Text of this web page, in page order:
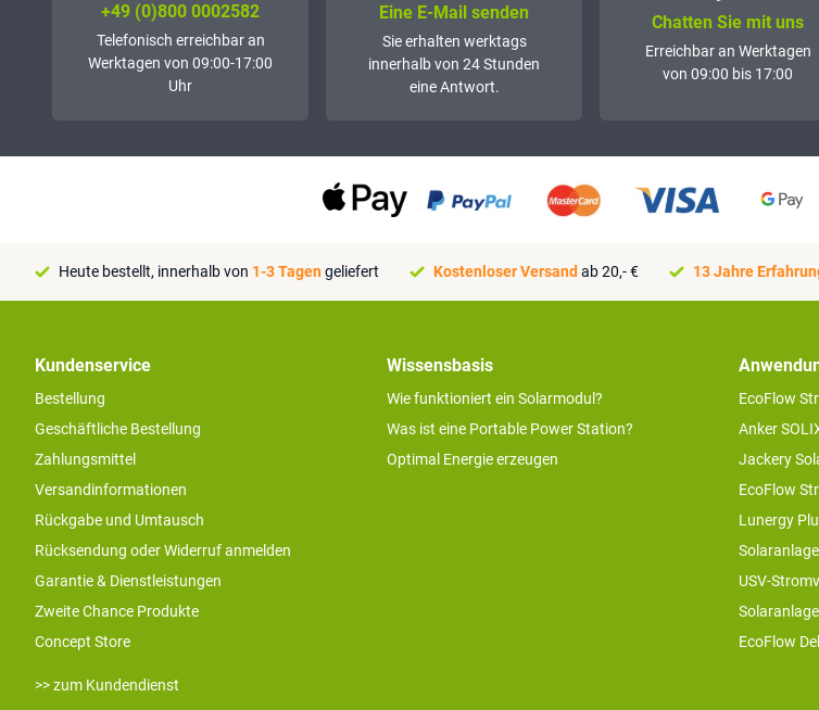
+49 (0)800 0002582
Telefonisch erreichbar an
Werktagen von 09:00-17:00
Uhr
Eine E-Mail senden
Sie erhalten werktags
innerhalb von 24 Stunden
eine Antwort.
Chatten Sie mit uns
Erreichbar an Werktagen
von 09:00 bis 17:00
Heute bestellt, innerhalb von 1-3 Tagengeliefert Kostenloser Versand ab 20,- € 13 Jahre
Kundenservice
Bestellung
Geschäftliche Bestellung
Zahlungsmittel
Versandinformationen
Rückgabe und Umtausch
Rücksendung oder Widerruf anmelden
Garantie & Dienstleistungen
Zweite Chance Produkte
Concept Store
>> zum Kundendienst
Wissensbasis
Wie funktioniert ein Solarmodul?
Was ist eine Portable Power Station?
Optimal Energie erzeugen
EcoFlow
Anker
Jackery
EcoFlow
Lunergy
USV-
EcoFlow